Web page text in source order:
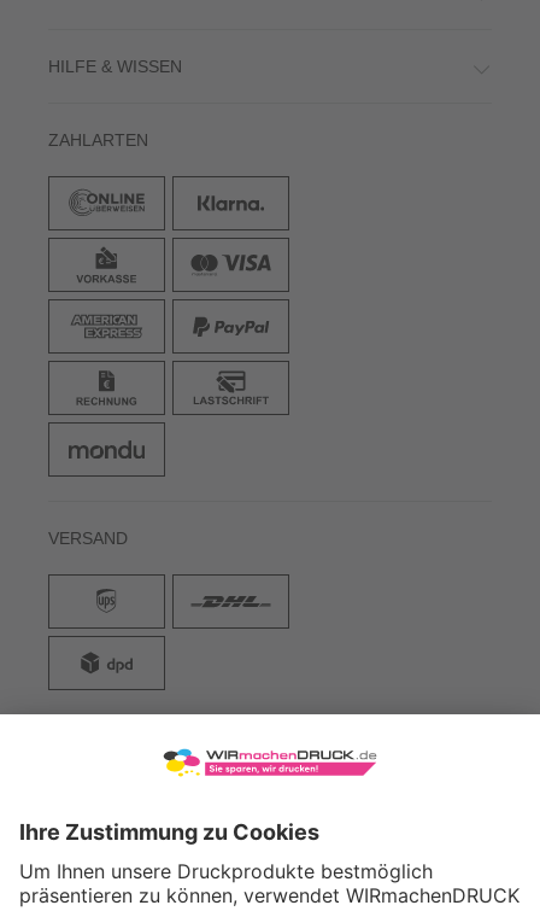
HILFE & WISSEN
ZAHLARTEN
VERSAND
WIRmachenDRUCK GmbH
71522 Backnang
Tel.: +49 (0) 711 995 982 - 20
Fax: +49 (0) 711 995 982 - 21